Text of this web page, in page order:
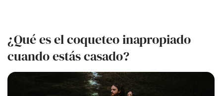
¿Qué es el coqueteo inapropiado
cuando estás casado?